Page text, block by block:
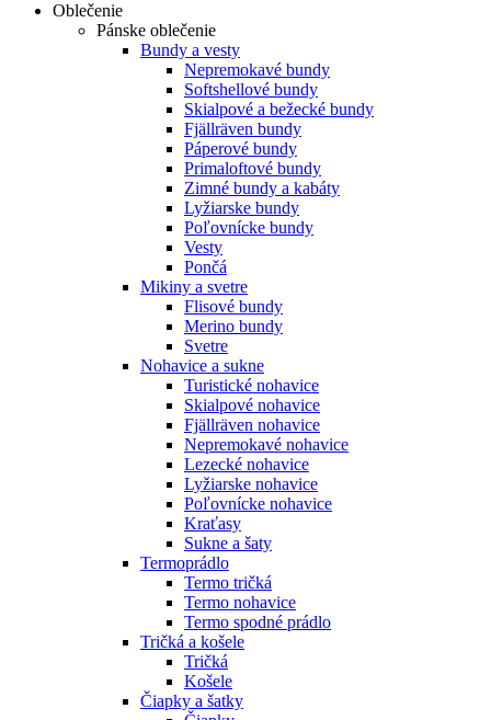
Oblečenie
Pánske oblečenie
Bundy a vesty
Nepremokavé bundy
Softshellové bundy
Skialpové a bežecké bundy
Fjällräven bundy
Páperové bundy
Primaloftové bundy
Zimné bundy a kabáty
Lyžiarske bundy
Poľovnícke bundy
Vesty
Pončá
Mikiny a svetre
Flisové bundy
Merino bundy
Svetre
Nohavice a sukne
Turistické nohavice
Skialpové nohavice
Fjällräven nohavice
Nepremokavé nohavice
Lezecké nohavice
Lyžiarske nohavice
Poľovnícke nohavice
Kraťasy
Sukne a šaty
Termoprádlo
Termo tričká
Termo nohavice
Termo spodné prádlo
Tričká a košele
Tričká
Košele
Čiapky a šatky